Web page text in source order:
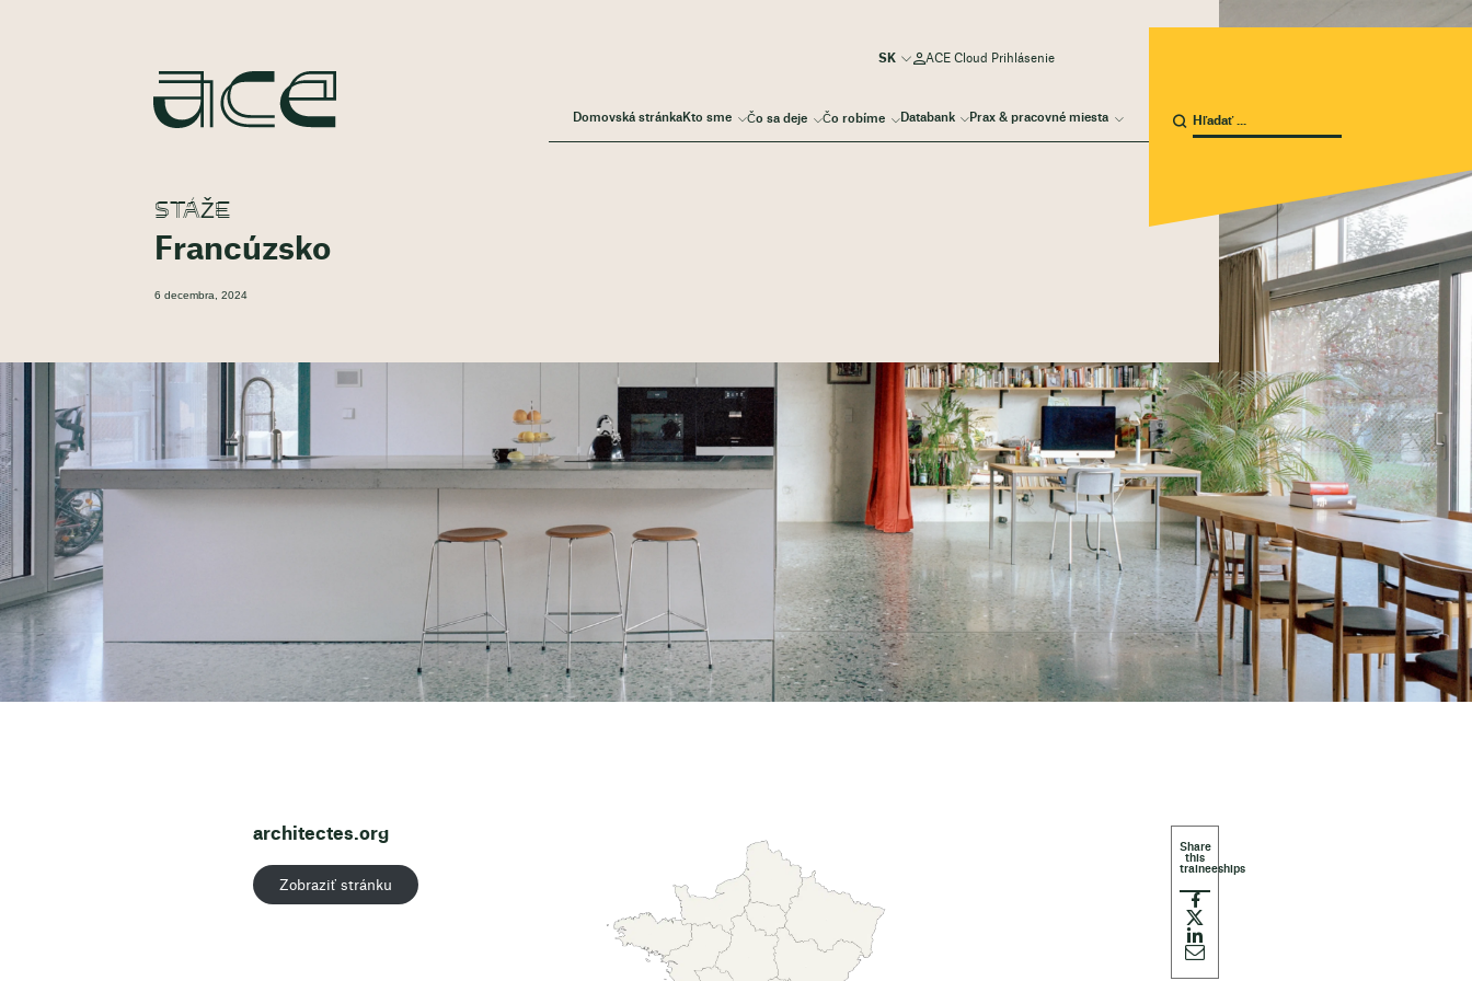
Domovská stránkaKto sme Čo sa deje Čo robíme Databank Prax & pracovné miesta
ACE Cloud Prihlásenie
STÁŽE
Francúzsko
6 decembra, 2024
architectes.org
Zobraziť stránku